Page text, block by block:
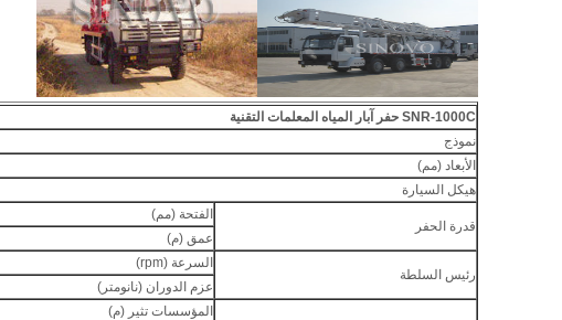
SNR-1000C حفر آبار المياه المعلمات التقنية
نموذج
الأبعاد (مم)
هيكل السيارة
قدرة الحفر
الفتحة (مم)
عمق (م)
رئيس السلطة
السرعة (rpm)
عزم الدوران (نانومتر)
المؤسسات تثير (م)